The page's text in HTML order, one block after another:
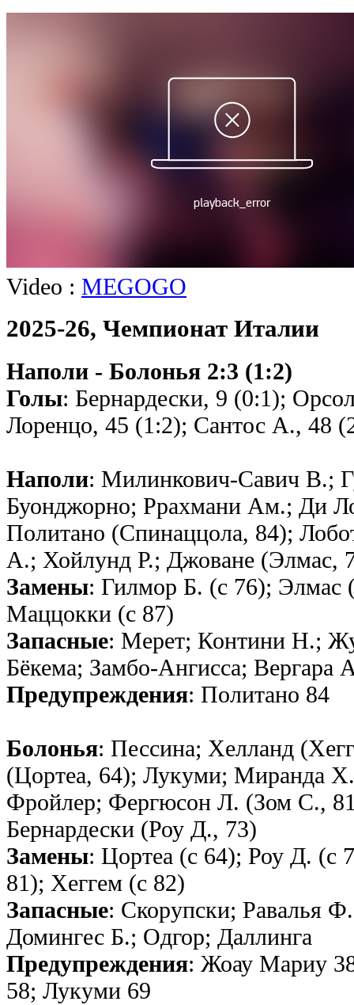
Video : MEGOGO
2025-26, Чемпионат Италии
Наполи - Болонья 2:3 (1:2)
Голы: Бернардески, 9 (0:1);
Лоренцо, 45 (1:2); Сантос А., 48
Наполи: Милинкович-Савич В.;
Буонджорно; Ррахмани Ам.; Ди
Политано (Спинаццола, 84);
А.; Хойлунд Р.; Джоване (Элмас,
Замены: Гилмор Б. (с 76); Элмас
Маццокки (с 87)
Запасные: Мерет; Контини Н.;
Бёкема; Замбо-Ангисса; Вергара
Предупреждения: Политано 84
Болонья: Пессина; Хелланд
(Цортеа, 64); Лукуми; Миранда
Фройлер; Фергюсон Л. (Зом С.,
Бернардески (Роу Д., 73)
Замены: Цортеа (с 64); Роу Д.
81); Хеггем (с 82)
Запасные: Скорупски; Равалья
Домингес Б.; Одгор; Даллинга
Предупреждения: Жоау Мариу
58; Лукуми 69